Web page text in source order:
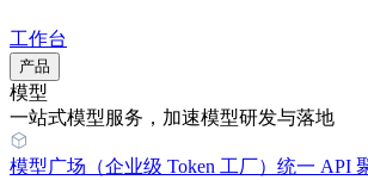
工作台
产品
模型
一站式模型服务，加速模型研发与落地
模型广场（企业级 Token 工厂） 统一 API